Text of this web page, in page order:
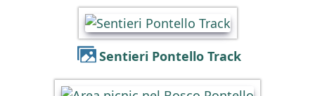
Sentieri Pontello Track